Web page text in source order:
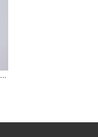
バックリボンセットアップ/水着【SEADRESS シードレス】